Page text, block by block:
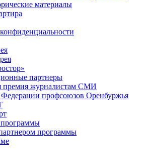
материалы
партнеры
премия журналистам СМИ
профсоюзов Оренбуржья
программы